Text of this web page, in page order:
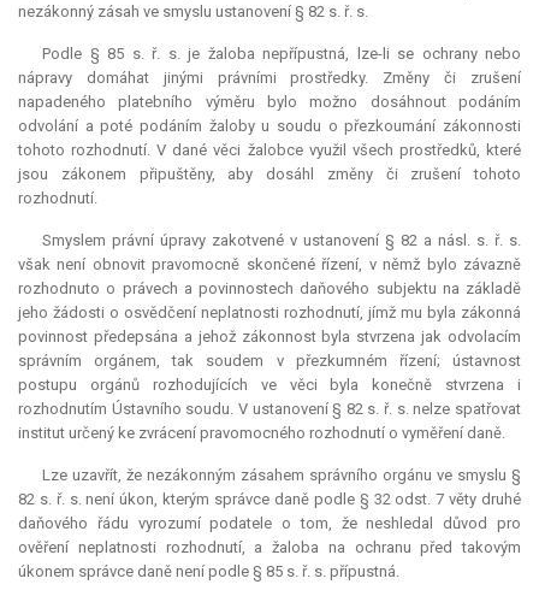
nezákonný zásah ve smyslu ustanovení § 82 s. ř. s.
Podle § 85 s. ř. s. je žaloba nepřípustná, lze-li se ochrany nebo
nápravy domáhat jinými právními prostředky. Změny či zrušení
napadeného platebního výměru bylo možno dosáhnout podáním
odvolání a poté podáním žaloby u soudu o přezkoumání zákonnosti
tohoto rozhodnutí. V dané věci žalobce využil všech prostředků, které
jsou zákonem připuštěny, aby dosáhl změny či zrušení tohoto
rozhodnutí.
Smyslem právní úpravy zakotvené v ustanovení § 82 a násl. s. ř. s.
však není obnovit pravomocně skončené řízení, v němž bylo závazně
rozhodnuto o právech a povinnostech daňového subjektu na základě
jeho žádosti o osvědčení neplatnosti rozhodnutí, jímž mu byla zákonná
povinnost předepsána a jehož zákonnost byla stvrzena jak odvolacím
správním orgánem, tak soudem v přezkumném řízení; ústavnost
postupu orgánů rozhodujících ve věci byla konečně stvrzena i
rozhodnutím Ústavního soudu. V ustanovení § 82 s. ř. s. nelze spatřovat
institut určený ke zvrácení pravomocného rozhodnutí o vyměření daně.
Lze uzavřít, že nezákonným zásahem správního orgánu ve smyslu §
82 s. ř. s. není úkon, kterým správce daně podle § 32 odst. 7 věty druhé
daňového řádu vyrozumí podatele o tom, že neshledal důvod pro
ověření neplatnosti rozhodnutí, a žaloba na ochranu před takovým
úkonem správce daně není podle § 85 s. ř. s. přípustná.